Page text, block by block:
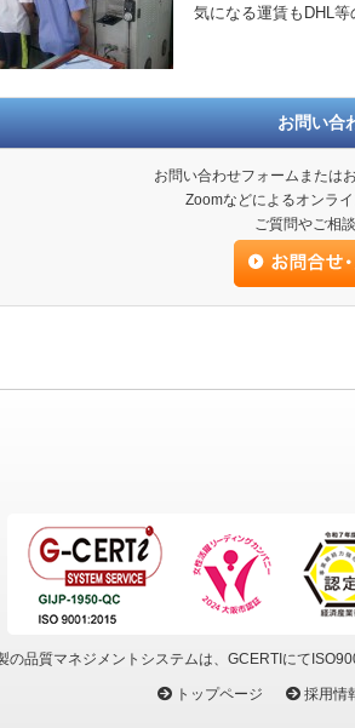
気になる運賃もDHL等
お問い合
お問い合わせフォームまたは
Zoomなどによるオンラ
ご質問やご相
の品質マネジメントシステムは、GCERTIにて
トップページ 採用情